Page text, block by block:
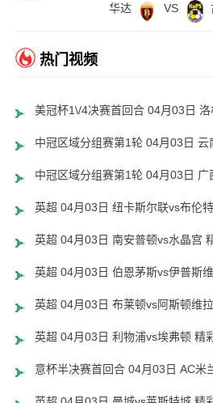
华达
VS
热门视频
中冠区域分组赛第1轮 04月03日
英超 04月03日 纽卡斯尔联vs布伦
英超 04月03日 南安普顿vs水晶宫
英超 04月03日 伯恩茅斯vs伊普斯
英超 04月03日 布莱顿vs阿斯顿维
英超 04月03日 利物浦vs埃弗顿 精
意杯半决赛首回合 04月03日 AC米